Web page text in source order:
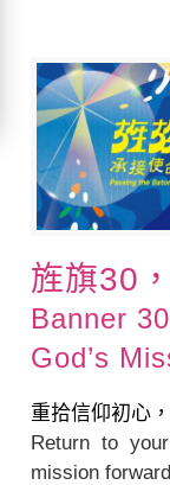
旌旗30
Banner
God’s
重拾信仰初心
Return to
mission